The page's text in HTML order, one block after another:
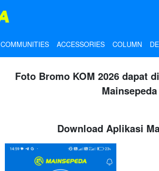
COMMUNITIES ACCESSORIES COLUMN
Foto Bromo KOM 2026 dapat
Mainsepeda
Download Aplikasi